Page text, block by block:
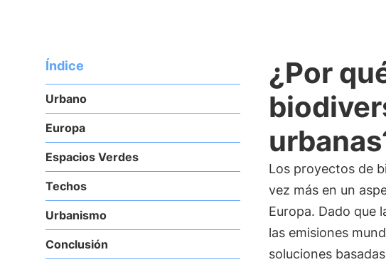
Índice
Urbano
Europa
Espacios Verdes
Techos
Urbanismo
Conclusión
¿Por
Los proyectos de
vez más en un
Europa. Dado que
las emisiones
soluciones